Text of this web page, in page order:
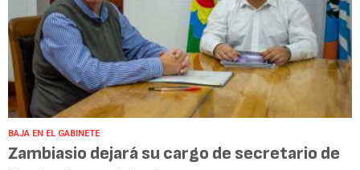
BAJA EN EL GABINETE
Zambiasio dejará su cargo de secretario de